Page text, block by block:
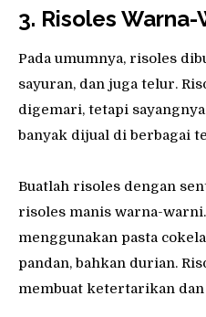
3. Risoles Warna-
Pada umumnya, risoles
sayuran, dan juga telur.
digemari, tetapi
banyak dijual di berbagai
Buatlah risoles dengan
risoles manis warna-
menggunakan pasta
pandan, bahkan durian.
membuat ketertarikan